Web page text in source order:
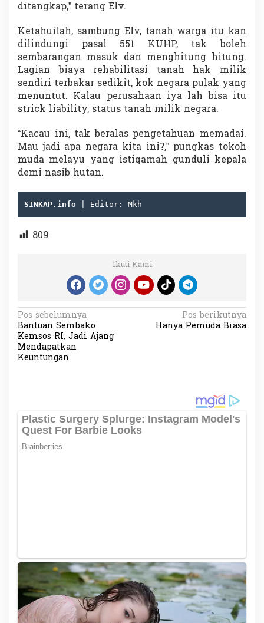
ditangkap,” terang Elv.
Ketahuilah, sambung Elv, tanah warga itu kan
dilindungi pasal 551 KUHP, tak boleh
sembarangan masuk dan menghitung hitung.
Lagian biaya rehabilitasi tanah hak milik
sendiri terbakar sedikit, kok negara pulak yang
menuntut. Kalau perusahaan iya lah bisa itu
strick liability, status tanah milik negara.
“Kacau ini, tak beralas pengetahuan memadai.
Mau jadi apa negara kita ini?,” pungkas tokoh
muda melayu yang istiqamah gunduli kepala
demi nasib hutan.
SINKAP.info | Editor: Mkh
809
Ikuti Kami
N
a
v
s
p
Pos sebelumnya
Bantuan Sembako
Kemsos RI, Jadi Ajang
Mendapatkan
Keuntungan
Pos berikutnya
Hanya Pemuda Biasa